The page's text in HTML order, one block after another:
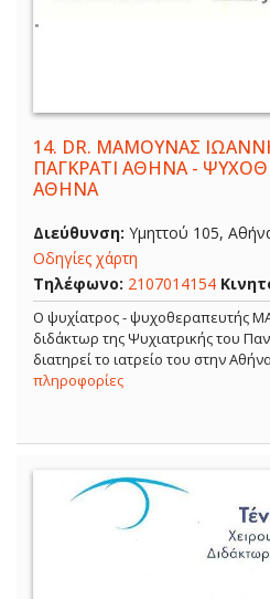
14. DR. ΜΑΜΟΥΝΑΣ
ΠΑΓΚΡΑΤΙ ΑΘΗΝΑ -
ΑΘΗΝΑ
Διεύθυνση: Υμηττού 105,
Οδηγίες χάρτη
Τηλέφωνο: 2107014154
Ο ψυχίατρος - ψυχοθεραπευτής
διδάκτωρ της Ψυχιατρικής του
διατηρεί το ιατρείο του στην
πληροφορίες